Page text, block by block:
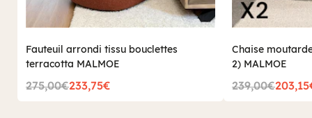
Fauteuil arrondi tissu bouclettes
terracotta MALMOE
275,00€233,75€
Chaise
2) MALMOE
239,00€